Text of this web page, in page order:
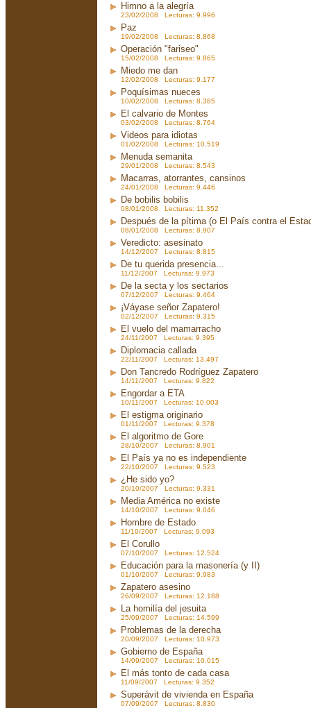
Himno a la alegría
23/02/2008 Lecturas: 9.996
Paz
19/02/2008 Lecturas: 8.868
Operación "fariseo"
15/02/2008 Lecturas: 9.865
Miedo me dan
12/02/2008 Lecturas: 9.177
Poquísimas nueces
10/02/2008 Lecturas: 8.385
El calvario de Montes
03/02/2008 Lecturas: 8.764
Videos para idiotas
01/02/2008 Lecturas: 10.519
Menuda semanita
29/01/2008 Lecturas: 8.543
Macarras, atorrantes, cansinos
24/01/2008 Lecturas: 9.446
De bobilis bobilis
08/01/2008 Lecturas: 11.352
Después de la pítima (o El País contra el
08/01/2008 Lecturas: 8.907
Veredicto: asesinato
14/12/2007 Lecturas: 8.815
De tu querida presencia...
11/12/2007 Lecturas: 9.973
De la secta y los sectarios
07/12/2007 Lecturas: 9.464
¡Váyase señor Zapatero!
02/12/2007 Lecturas: 9.315
El vuelo del mamarracho
24/11/2007 Lecturas: 9.395
Diplomacia callada
22/11/2007 Lecturas: 13.497
Don Tancredo Rodríguez Zapatero
14/11/2007 Lecturas: 9.822
Engordar a ETA
10/11/2007 Lecturas: 10.003
El estigma originario
01/11/2007 Lecturas: 9.378
El algoritmo de Gore
28/10/2007 Lecturas: 8.901
El País ya no es independiente
22/10/2007 Lecturas: 9.523
¿He sido yo?
20/10/2007 Lecturas: 9.331
Media América no existe
14/10/2007 Lecturas: 9.046
Hombre de Estado
11/10/2007 Lecturas: 9.093
El Corullo
07/10/2007 Lecturas: 12.524
Educación para la masonería (y II)
01/10/2007 Lecturas: 9.983
Zapatero asesino
26/09/2007 Lecturas: 12.188
La homilía del jesuita
25/09/2007 Lecturas: 14.599
Problemas de la derecha
20/09/2007 Lecturas: 10.973
Gobierno de España
14/09/2007 Lecturas: 10.015
El más tonto de cada casa
11/09/2007 Lecturas: 9.352
Superávit de vivienda en España
07/09/2007 Lecturas: 8.830